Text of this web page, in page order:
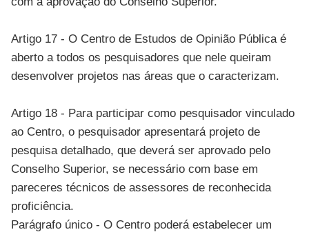
Artigo 17 - O Centro de Estudos de Opinião Pública é
aberto a todos os pesquisadores que nele queiram
desenvolver projetos nas áreas que o caracterizam.
Artigo 18 - Para participar como pesquisador vinculado
ao Centro, o pesquisador apresentará projeto de
pesquisa detalhado, que deverá ser aprovado pelo
Conselho Superior, se necessário com base em
pareceres técnicos de assessores de reconhecida
proficiência.
Parágrafo único - O Centro poderá estabelecer um